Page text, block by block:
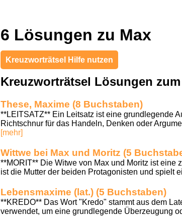
6 Lösungen zu Max
Kreuzworträtsel Hilfe nutzen
Kreuzworträtsel Lösungen
These, Maxime (8 Buchstaben)
**LEITSATZ** Ein Leitsatz ist eine grundlegende
Richtschnur für das Handeln, Denken oder
[mehr]
Wittwe bei Max und Moritz (5
**MORIT** Die Witwe von Max und Moritz ist
ist die Mutter der beiden Protagonisten und spielt
Lebensmaxime (lat.) (5 Buchstaben)
**KREDO** Das Wort "Kredo" stammt aus dem
verwendet, um eine grundlegende Überzeugung